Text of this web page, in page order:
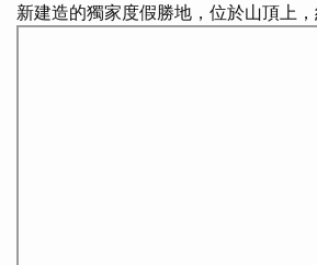
新建造的獨家度假勝地，位於山頂上，